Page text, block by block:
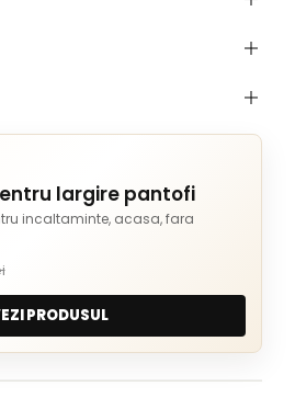
largire pantofi
incaltaminte, acasa, fara
PRODUSUL